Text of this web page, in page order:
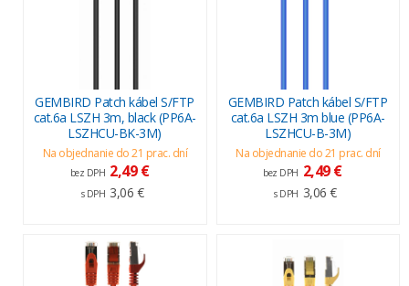
GEMBIRD Patch kábel S/FTP
cat.6a LSZH 3m, black (PP6A-
LSZHCU-BK-3M)
Na objednanie do 21 prac. dní
bez DPH 2,49 €
s DPH 3,06 €
GEMBIRD Patch kábel S/FTP
cat.6a LSZH 3m blue (PP6A-
LSZHCU-B-3M)
Na objednanie do 21 prac. dní
bez DPH 2,49 €
s DPH 3,06 €